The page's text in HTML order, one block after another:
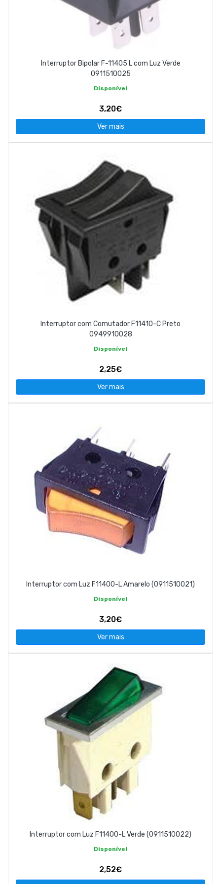
Interruptor Bipolar F-11405 L com Luz Verde
0911510025
Disponível
3,20€
Ver mais
Interruptor com Comutador F11410-C Preto
0949910028
Disponível
2,25€
Ver mais
Interruptor com Luz F11400-L Amarelo (0911510021)
Disponível
3,20€
Ver mais
Interruptor com Luz F11400-L Verde (0911510022)
Disponível
2,52€